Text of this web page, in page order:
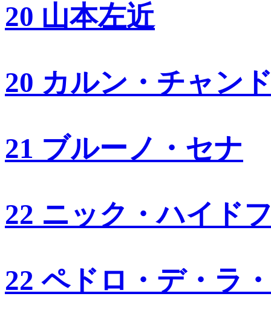
20 山本左近
20 カルン・チャン
21 ブルーノ・セナ
22 ニック・ハイド
22 ペドロ・デ・ラ